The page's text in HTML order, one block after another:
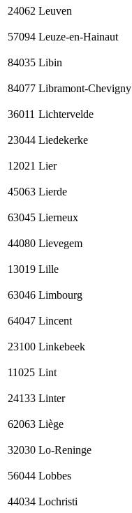
24062 Leuven
57094 Leuze-en-Hainaut
84035 Libin
84077 Libramont-Chevigny
36011 Lichtervelde
23044 Liedekerke
12021 Lier
45063 Lierde
63045 Lierneux
44080 Lievegem
13019 Lille
63046 Limbourg
64047 Lincent
23100 Linkebeek
11025 Lint
24133 Linter
62063 Liège
32030 Lo-Reninge
56044 Lobbes
44034 Lochristi